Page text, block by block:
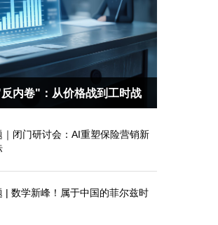
内卷"：从价格战到工时战
｜闭门研讨会：AI重塑保险营销新
| 数学新峰！属于中国的菲尔兹时